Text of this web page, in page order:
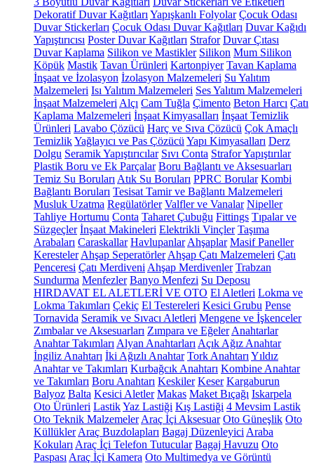
Dekoratif Duvar Kağıtları Yapışkanlı Folyolar Çocuk Odası
Duvar Stickerları Çocuk Odası Duvar Kağıtları Duvar Kağıdı
Yapıştırıcısı Poster Duvar Kağıtları Strafor Duvar Çıtası
Duvar Kaplama Silikon ve Mastikler Silikon Mum Silikon
Köpük Mastik Tavan Ürünleri Kartonpiyer Tavan Kaplama
İnşaat ve İzolasyon İzolasyon Malzemeleri Su Yalıtım
Malzemeleri Isı Yalıtım Malzemeleri Ses Yalıtım Malzemeleri
İnşaat Malzemeleri Alçı Cam Tuğla Çimento Beton Harcı Çatı
Kaplama Malzemeleri İnşaat Kimyasalları İnşaat Temizlik
Ürünleri Lavabo Çözücü Harç ve Sıva Çözücü Çok Amaçlı
TemizlikYağlayıcı ve Pas Çözücü Yapı Kimyasalları Derz
Dolgu Seramik Yapıştırıcılar Sıvı Conta Strafor Yapıştırılar
Plastik Boru ve Ek Parçalar Boru Bağlantı ve Aksesuarları
Temiz Su Boruları Atık Su Boruları PPRC Borular Kombi
Bağlantı Boruları Tesisat Tamir ve Bağlantı Malzemeleri
Musluk Uzatma Regülatörler Valfler ve Vanalar Nipeller
Tahliye Hortumu Conta Taharet Çubuğu Fittings Tıpalar ve
Süzgeçler İnşaat Makineleri Elektrikli Vinçler Taşıma
Arabaları Caraskallar Havlupanlar Ahşaplar Masif Paneller
Keresteler Ahşap Seperatörler Ahşap Çatı Malzemeleri Çatı
Penceresi Çatı Merdiveni Ahşap Merdivenler Trabzan
Sundurma Menfezler Banyo Menfezi Su Deposu
HIRDAVAT EL ALETLERİ VE OTO El Aletleri Lokma ve
Lokma Takımları Çekiç El Testereleri Kesici Grubu Pense
Tornavida Seramik ve Sıvacı Aletleri Mengene ve İşkenceler
Zımbalar ve Aksesuarları Zımpara ve Eğeler Anahtarlar
Anahtar Takımları Alyan Anahtarları Açık Ağız Anahtar
İngiliz Anahtarı İki Ağızlı Anahtar Tork Anahtarı Yıldız
Anahtar ve Takımları Kurbağcık Anahtarı Kombine Anahtar
ve Takımları Boru Anahtarı Keskiler Keser Kargaburun
Balyoz Balta Kesici Aletler Makas Maket Bıçağı Iskarpela
Oto Ürünleri LastikYaz Lastiği Kış Lastiği 4 Mevsim Lastik
Oto Teknik Malzemeler Araç İçi Aksesuar Oto Güneşlik Oto
Küllükler Araç Buzdolapları Bagaj Düzenleyici Araba
Kokuları Araç İçi Telefon Tutucular Bagaj Havuzu Oto
Paspası Araç İçi Kamera Oto Multimedya ve Görüntü